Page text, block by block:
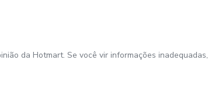
da Hotmart. Se você vir informações inadequadas,